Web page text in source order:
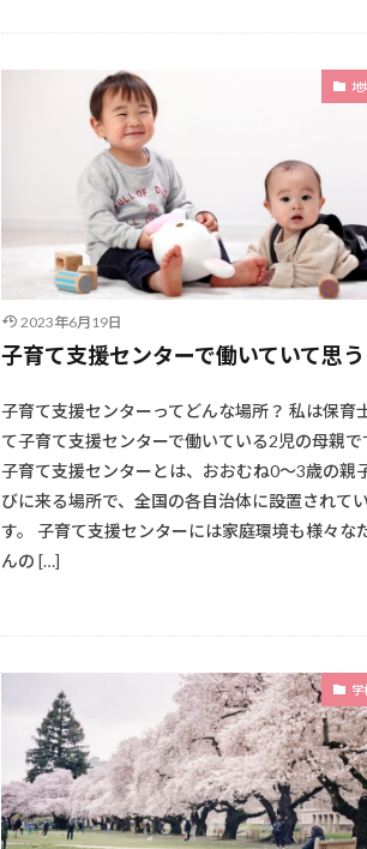
地
2023年6月19日
子育て支援センターで働いていて思う
子育て支援センターってどんな場所？ 私は保育
て子育て支援センターで働いている2児の母親で
子育て支援センターとは、おおむね0～3歳の親
びに来る場所で、全国の各自治体に設置されて
す。 子育て支援センターには家庭環境も様々な
んの […]
学